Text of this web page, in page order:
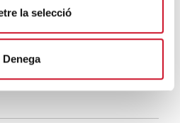
la selecció
Denega
oportunitat per fer